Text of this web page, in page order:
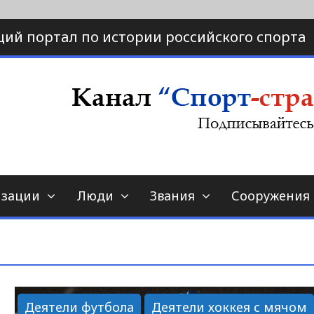
портал по истории российского спорта
страна.ру
по истории спорта
Люди Звания Сооружения
Деятели футбола
Деятели хоккея с мячом